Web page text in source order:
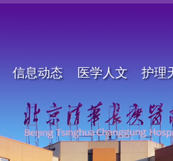
信息动态 医学人文 护理